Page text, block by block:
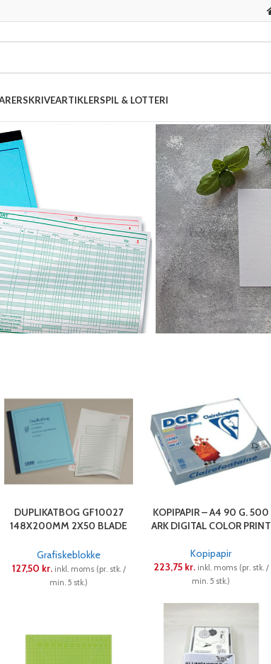
SKRIVEARTIKLERSPIL & LOTTERI
DUPLIKATBOG GF10027
148X200MM 2X50 BLADE
Grafiskeblokke
127,50 kr. inkl. moms (pr. stk. /
min. 5 stk.)
KOPIPAPIR – A4 90 G. 500
ARK DIGITAL COLOR PRINT
Kopipapir
223,75 kr. inkl. moms (pr. stk. /
min. 5 stk.)